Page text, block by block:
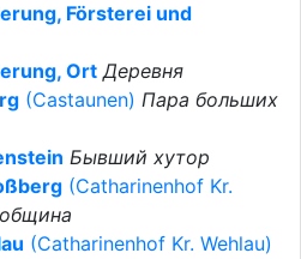
Försterei und
Ort Деревня
(Castaunen) Пара больших
Бывший хутор
(Catharinenhof Kr.
(Catharinenhof Kr. Wehlau)